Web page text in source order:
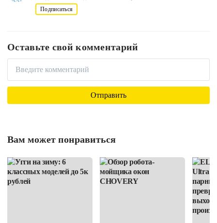
Подписаться
Оставьте свой комментарий
Вам может понравиться